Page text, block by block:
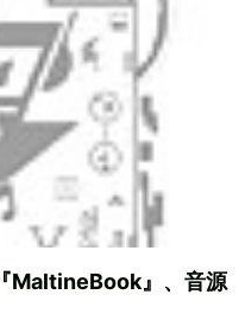
MaltineBook』、音源